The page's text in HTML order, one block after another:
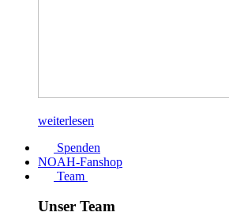
weiterlesen
Spenden
NOAH-Fanshop
Team
Unser Team